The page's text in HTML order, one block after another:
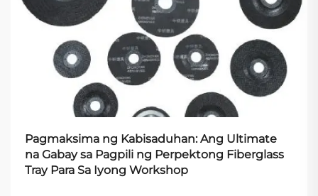
Pagmaksima ng Kabisaduhan: Ang Ultimate
na Gabay sa Pagpili ng Perpektong Fiberglass
Tray Para Sa Iyong Workshop